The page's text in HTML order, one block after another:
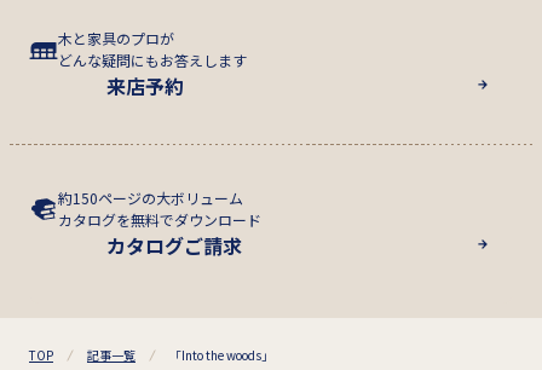
木と家具のプロが
どんな疑問にもお答えします
来店予約
約150ページの大ボリューム
カタログを無料でダウンロード
カタログご請求
TOP 記事一覧 「Into the woods」